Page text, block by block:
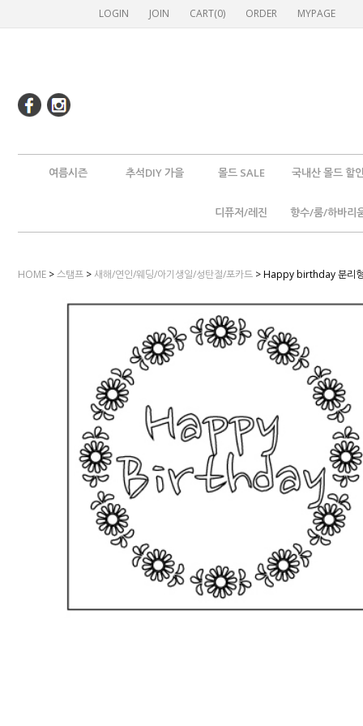
LOGIN JOIN CART(0) ORDER MYPAGE
여름시즌 추석DIY 가을 몰드 SALE 국내산 몰드 할인
디퓨저/레진 향수/룸/하바리
HOME >스탬프 > 새해/연인/웨딩/아기생일/성탄절/포카드 > Happy birthday 분리형